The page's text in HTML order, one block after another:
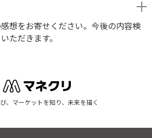
想をお寄せください。今後の内容検
ただきます。
、マーケットを知り、未来を描く